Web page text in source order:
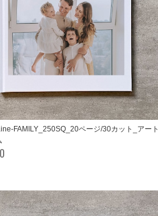
FAMILY_250SQ_20ページ/30カット_アート